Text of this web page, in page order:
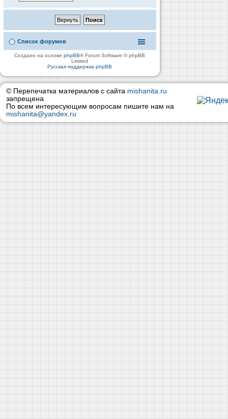
Список форумов
Создано на основеphpBB® Forum Software © phpBB
Limited
Русская поддержка phpBB
© Перепечатка материалов с сайта mishanita.ru
запрещена
По всем интересующим вопросам пишите нам на
mishanita@yandex.ru